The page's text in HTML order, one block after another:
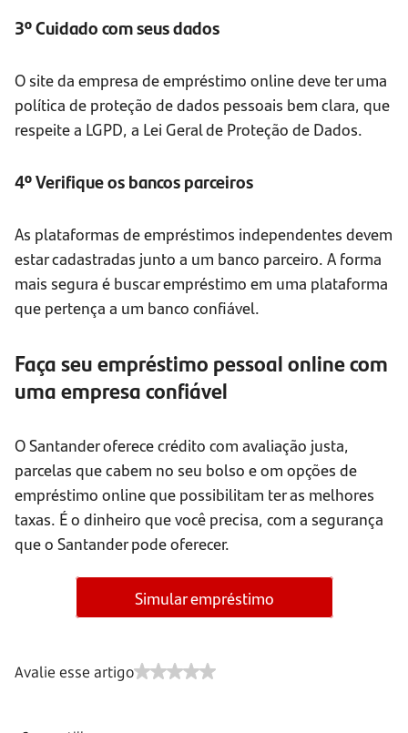
3º Cuidado com seus dados
O site da empresa de empréstimo online deve ter uma
política de proteção de dados pessoais bem clara, que
respeite a LGPD, a Lei Geral de Proteção de Dados.
4º Verifique os bancos parceiros
As plataformas de empréstimos independentes devem
estar cadastradas junto a um banco parceiro. A forma
mais segura é buscar empréstimo em uma plataforma
que pertença a um banco confiável.
Faça seu empréstimo pessoal online com
uma empresa confiável
O Santander oferece crédito com avaliação justa,
parcelas que cabem no seu bolso e om opções de
empréstimo online que possibilitam ter as melhores
taxas. É o dinheiro que você precisa, com a segurança
que o Santander pode oferecer.
Simular empréstimo
Avalie esse artigo